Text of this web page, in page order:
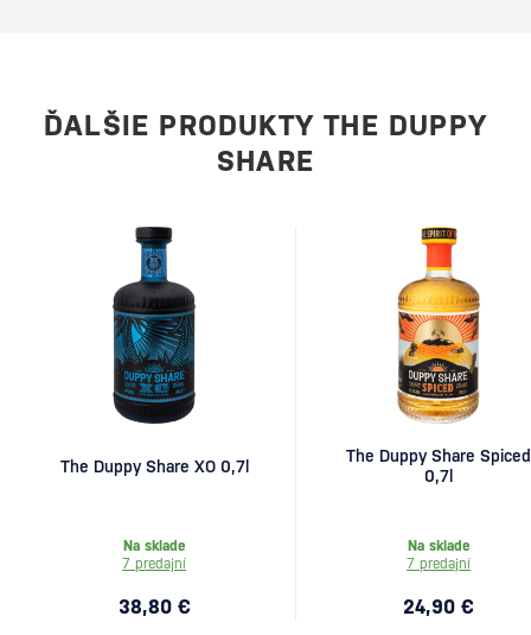
ĎALŠIE PRODUKTY THE DUPPY
SHARE
The Duppy Share XO 0,7l
Na sklade
7 predajní
38,80 €
The Duppy Share Spiced
0,7l
Na sklade
7 predajní
24,90 €